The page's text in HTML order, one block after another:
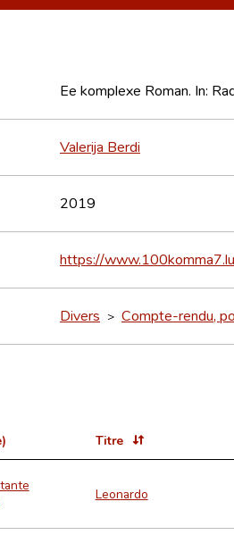
Ee komplexe Roman. In:
Valerija Berdi
2019
https://
Divers > Compte-rendu,
Titre
Leonardo